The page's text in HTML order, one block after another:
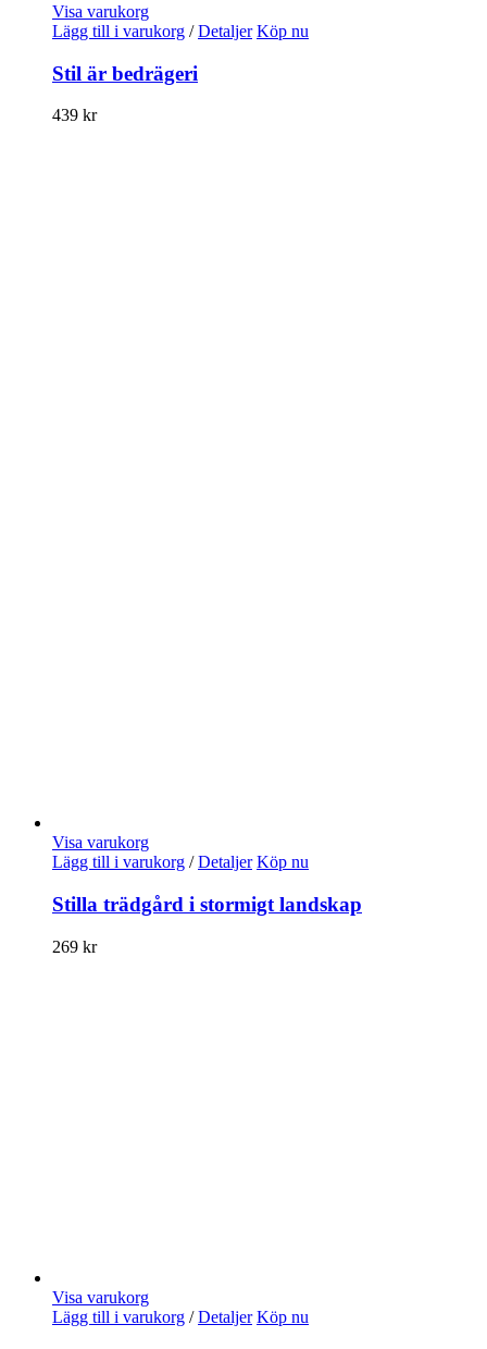
Visa varukorg
Lägg till i varukorg / Detaljer Köp nu
Stil är bedrägeri
439 kr
Visa varukorg
Lägg till i varukorg / Detaljer Köp nu
Stilla trädgård i stormigt landskap
269 kr
Visa varukorg
Lägg till i varukorg / Detaljer Köp nu